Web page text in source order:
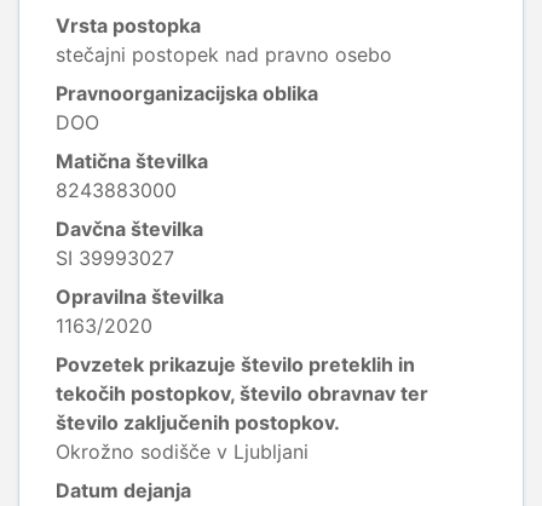
Vrsta postopka
stečajni postopek nad pravno osebo
Pravnoorganizacijska oblika
DOO
Matična številka
8243883000
Davčna številka
SI 39993027
Opravilna številka
1163/2020
Povzetek prikazuje število preteklih in
tekočih postopkov, število obravnav ter
število zaključenih postopkov.
Okrožno sodišče v Ljubljani
Datum dejanja